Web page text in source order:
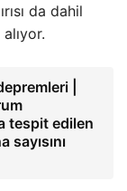
da dahil
|
tespit edilen
sayısını